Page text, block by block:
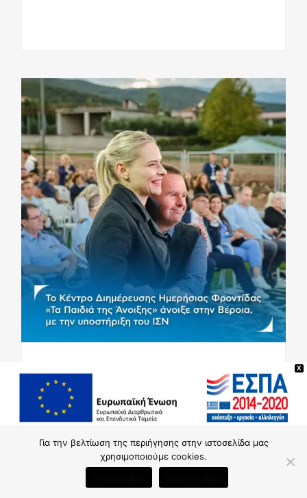
16/10/2024
Ολοκληρώθηκε η ανέγερση
του νέου Κ.Δ.Η.Φ.
Για την βελτίωση της περιήγησης στην ιστοσελίδα μας
χρησιμοποιούμε cookies.
X